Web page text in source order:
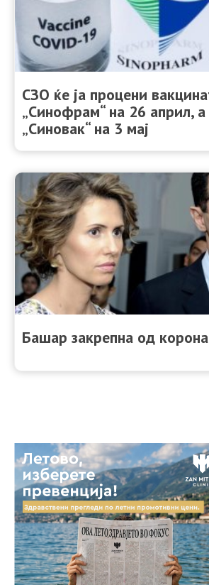
СЗО ќе ја процени
„Синофрам“ на 26 април, а
„Синовак“ на 3 мај
Башар закрепна од